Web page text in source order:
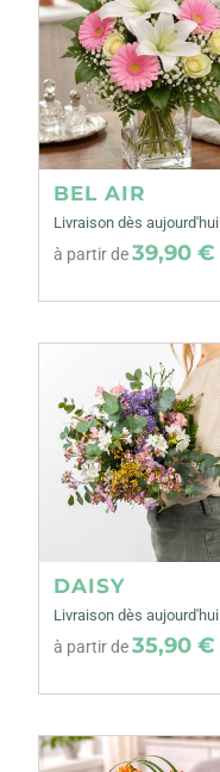
BEL AIR
Livraison dès aujourd'hui
à partir de39,90 €
DAISY
Livraison dès aujourd'hui
à partir de35,90 €